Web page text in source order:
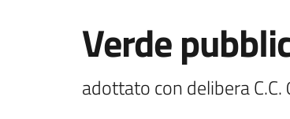
Verde
adottato con delibera